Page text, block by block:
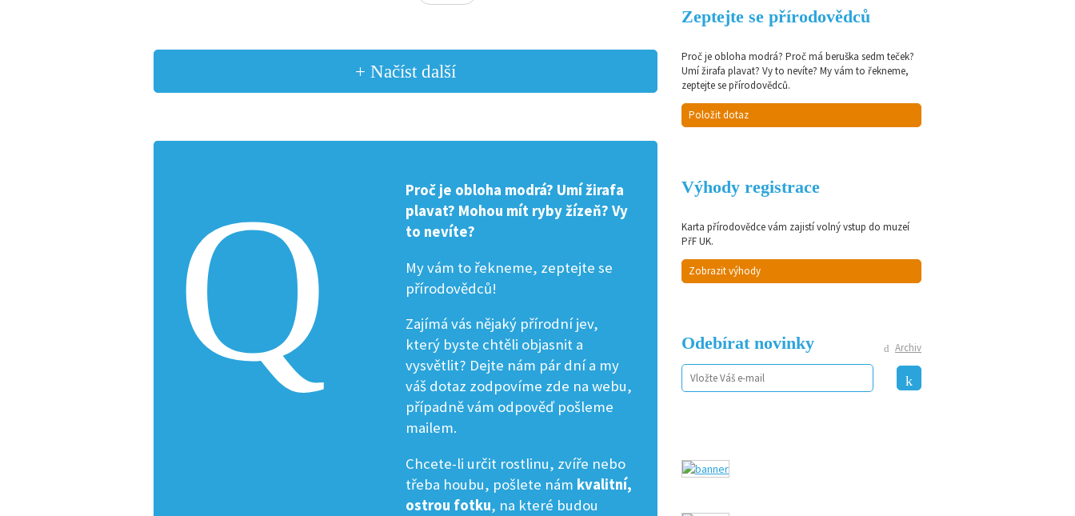
+ Načíst další
Proč je obloha modrá? Umí žirafa
plavat? Mohou mít ryby žízeň? Vy
to nevíte?
My vám to řekneme, zeptejte se
přírodovědců!
Zajímá vás nějaký přírodní jev,
který byste chtěli objasnit a
vysvětlit? Dejte nám pár dní a my
váš dotaz zodpovíme zde na webu,
případně vám odpověď pošleme
mailem.
Chcete-li určit rostlinu, zvíře nebo
třeba houbu, pošlete nám kvalitní,
ostrou fotku, na které budou
Zeptejte se přírodovědců
Proč je obloha modrá? Proč má beruška sedm teček?
Umí žirafa plavat? Vy to nevíte? My vám to řekneme,
zeptejte se přírodovědců.
Položit dotaz
Výhody registrace
Karta přírodovědce vám zajistí volný vstup do muzeí
PřF UK.
Zobrazit výhody
Archiv
Odebírat novinky